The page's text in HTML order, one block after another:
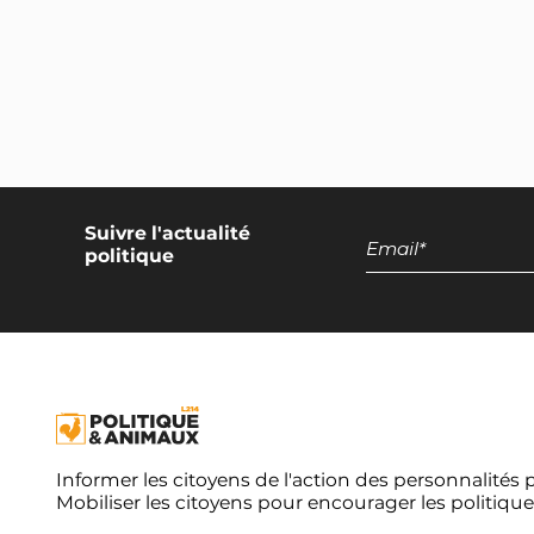
Exclusion de l'élevage intensif et
restauration collective
Réduction de moitié du nombre
Réduction de moitié du nombre
l'UE
Suivre l'actualité
politique
Informer les citoyens de l'action des personnalités
Mobiliser les citoyens pour encourager les